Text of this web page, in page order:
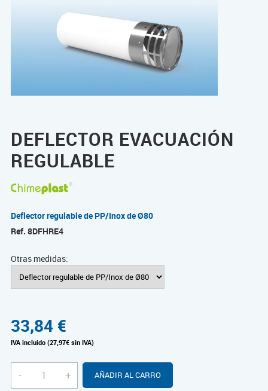
DEFLECTOR EVACUACIÓN
REGULABLE
Deflector regulable de PP/Inox de Ø80
Ref. 8DFHRE4
Otras medidas:
33,84 €
IVA incluido (27,97€ sin IVA)
- + AÑADIR AL CARRO